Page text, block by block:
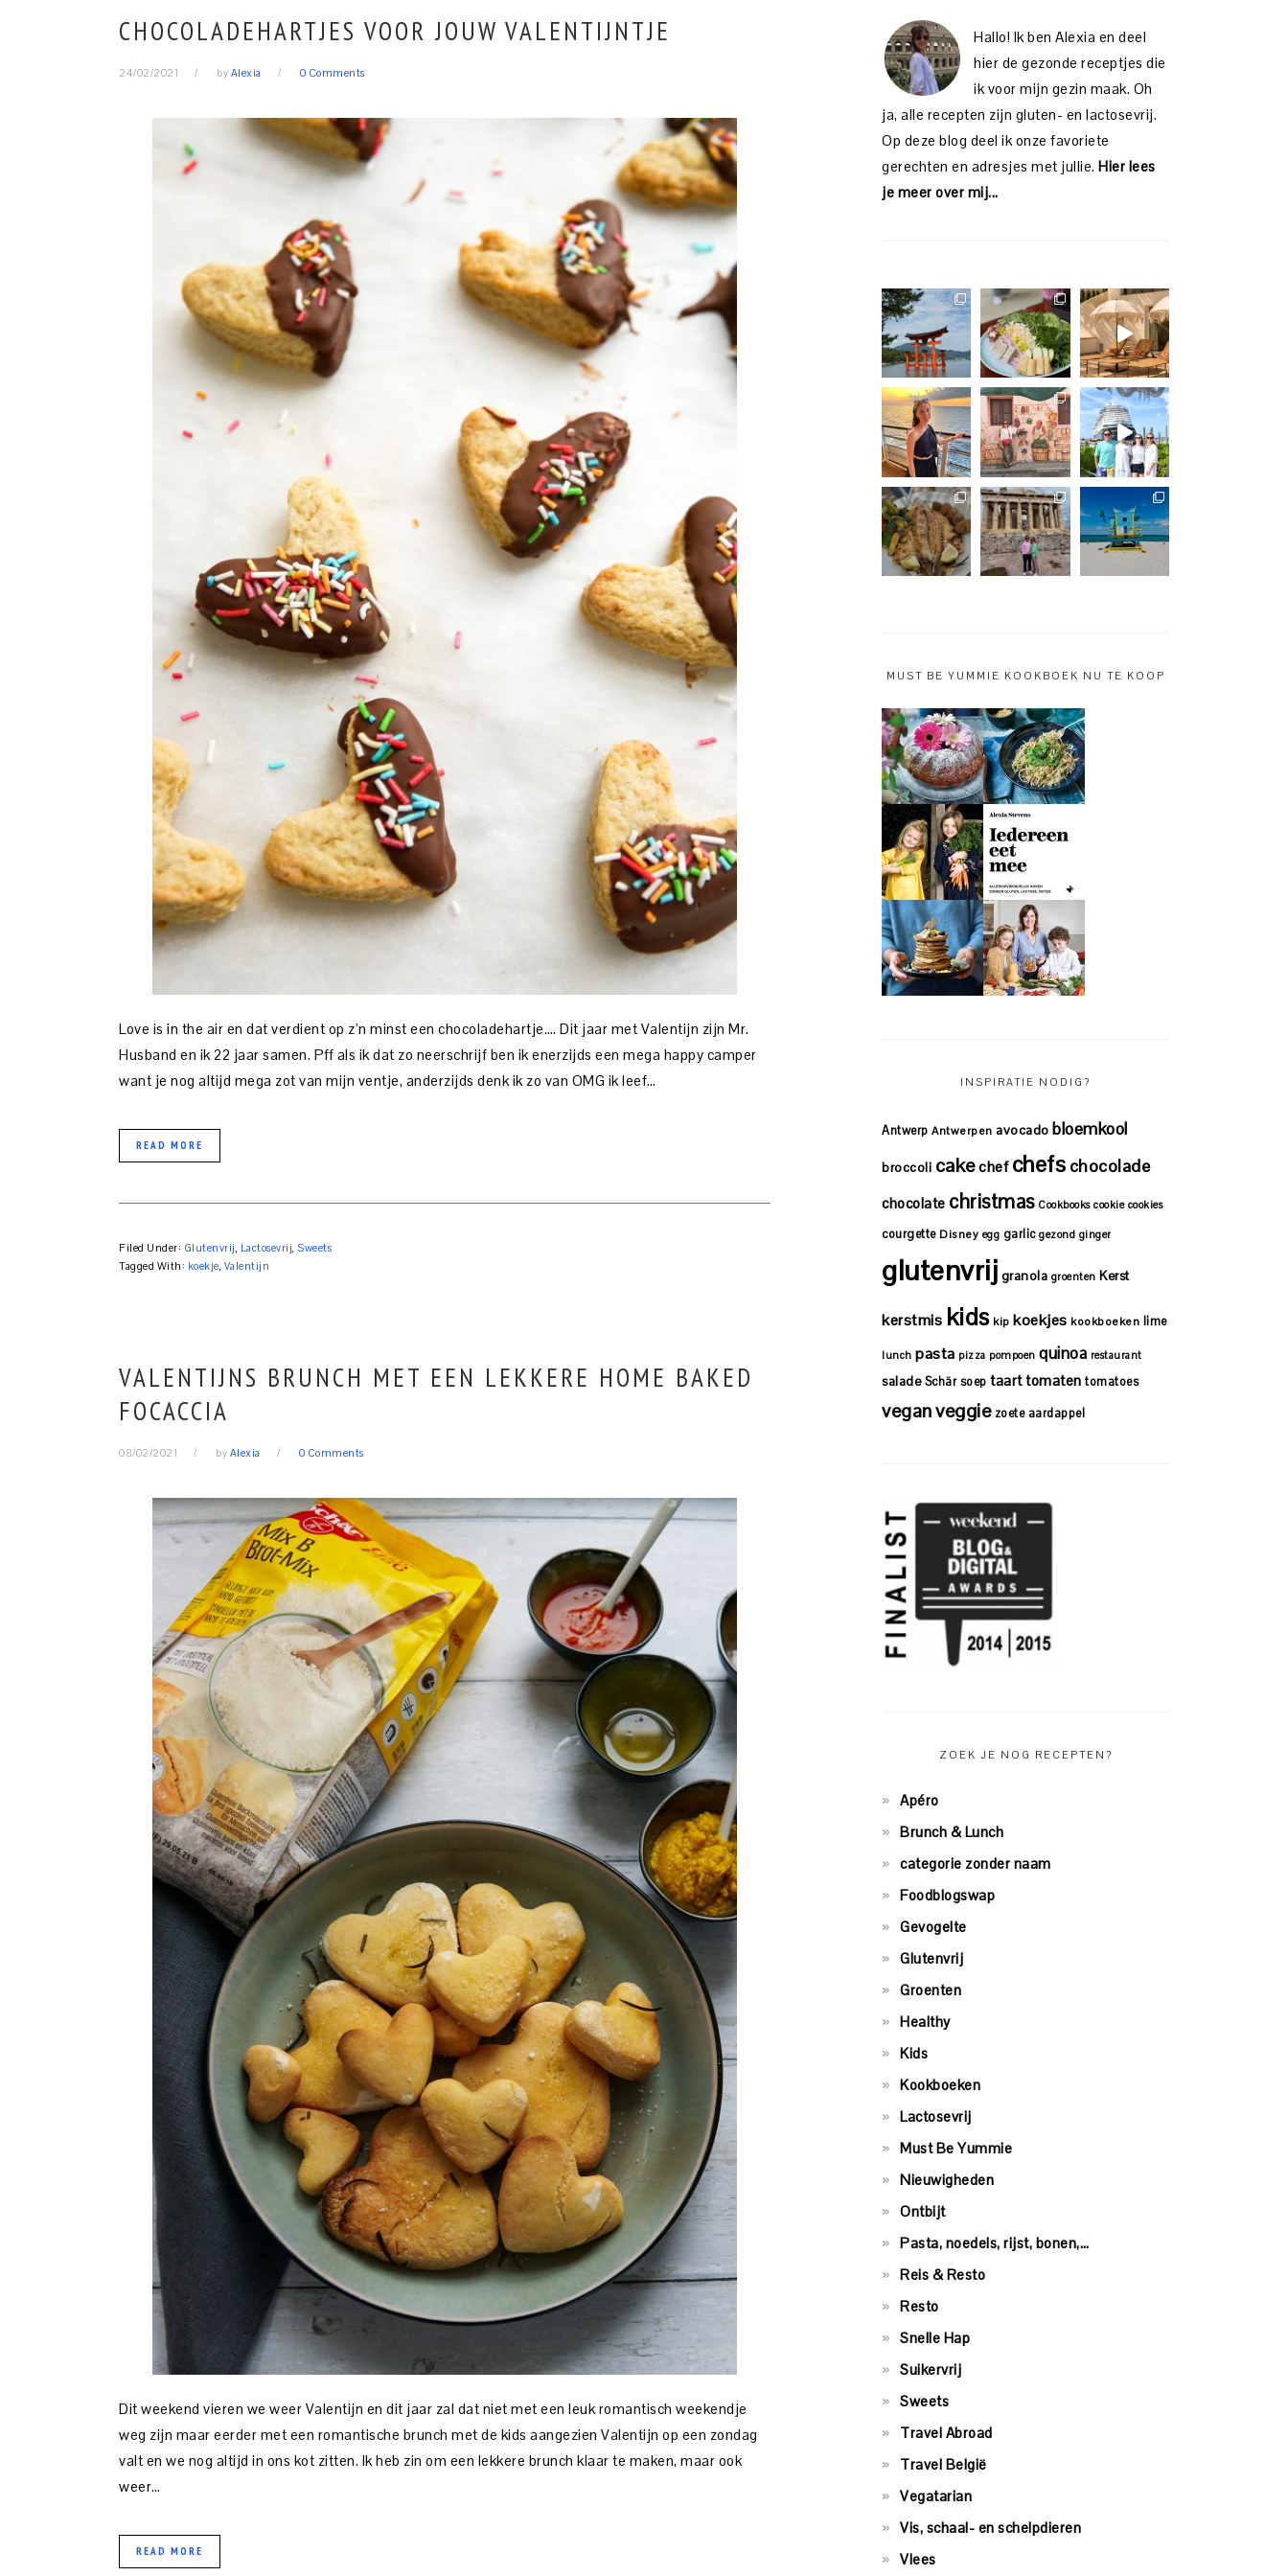
CHOCOLADEHARTJES VOOR JOUW VALENTIJNTJE
24/02/2021 by Alexia 0 Comments
Love is in the air en dat verdient op z’n minst een chocoladehartje…. Dit jaar met Valentijn zijn Mr.
Husband en ik 22 jaar samen. Pff als ik dat zo neerschrijf ben ik enerzijds een mega happy camper
want je nog altijd mega zot van mijn ventje, anderzijds denk ik zo van OMG ik leef…
READ MORE
Filed Under: Glutenvrij, Lactosevrij, Sweets
Tagged With: koekje, Valentijn
VALENTIJNS BRUNCH MET EEN LEKKERE HOME BAKED
FOCACCIA
08/02/2021 by Alexia 0 Comments
Dit weekend vieren we weer Valentijn en dit jaar zal dat niet met een leuk romantisch weekendje
weg zijn maar eerder met een romantische brunch met de kids aangezien Valentijn op een zondag
valt en we nog altijd in ons kot zitten. Ik heb zin om een lekkere brunch klaar te maken, maar ook
weer…
READ MORE
Hallo! Ik ben Alexia en deel
hier de gezonde receptjes die
ik voor mijn gezin maak. Oh
ja, alle recepten zijn gluten- en lactosevrij.
Op deze blog deel ik onze favoriete
gerechten en adresjes met jullie. Hier lees
je meer over mij...
MUST BE YUMMIE KOOKBOEK NU TE KOOP
INSPIRATIE NODIG?
Antwerp Antwerpen avocado bloemkool
broccoli cakechef chefs chocolade
chocolate christmas Cookbooks cookie cookies
courgette Disney egg garlic gezond ginger
glutenvrij granola groenten Kerst
kerstmis kids kip koekjes kookboeken lime
lunch pasta pizza pompoen quinoa restaurant
salade Schär soep taarttomaten tomatoes
veganveggie zoete aardappel
ZOEK JE NOG RECEPTEN?
Apéro
Brunch & Lunch
categorie zonder naam
Foodblogswap
Gevogelte
Glutenvrij
Groenten
Healthy
Kids
Kookboeken
Lactosevrij
Must Be Yummie
Nieuwigheden
Ontbijt
Pasta, noedels, rijst, bonen,…
Reis & Resto
Resto
Snelle Hap
Suikervrij
Sweets
Travel Abroad
Travel België
Vegatarian
Vis, schaal- en schelpdieren
Vlees